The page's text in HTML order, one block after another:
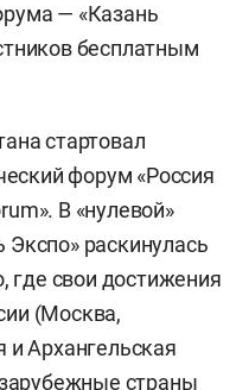
— «Казань
бесплатным
стартовал
форум «Россия
В «нулевой»
раскинулась
где свои достижения
(Москва,
и Архангельская
страны